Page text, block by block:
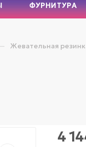
ФУРНИТУРА
Жевательная
4